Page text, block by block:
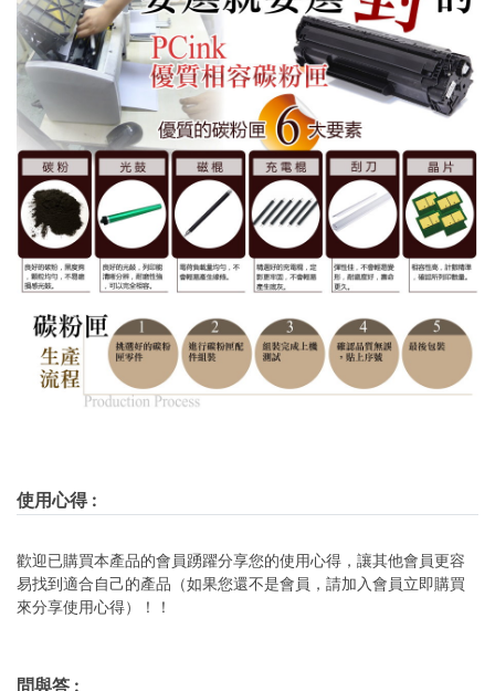
使用心得:
歡迎已購買本產品的會員踴躍分享您的使用心得，讓其他會員更容
易找到適合自己的產品（如果您還不是會員，請加入會員立即購買
來分享使用心得）！！
問與答 :